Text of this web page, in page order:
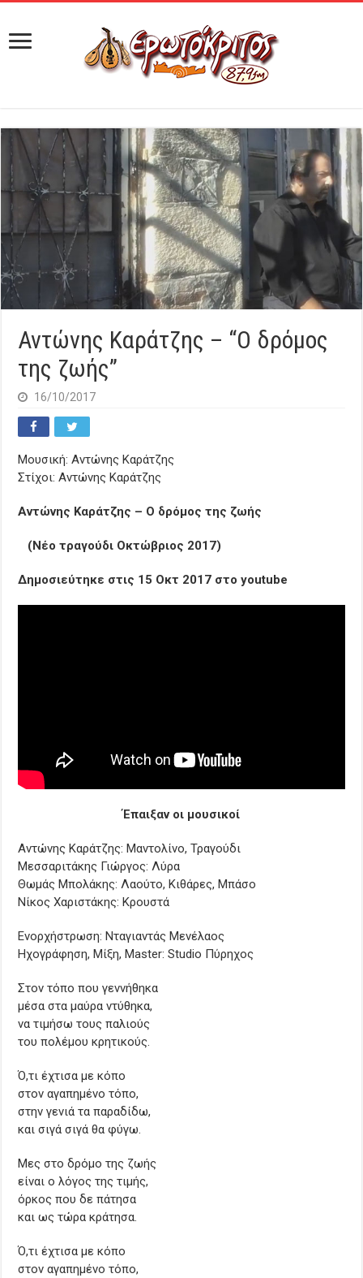
Αντώνης Καράτζης – “O δρόμος
της ζωής”
16/10/2017
Μουσική: Αντώνης Καράτζης
Στίχοι: Αντώνης Καράτζης
Αντώνης Καράτζης – O δρόμος της ζωής
(Νέο τραγούδι Οκτώβριος 2017)
Δημοσιεύτηκε στις 15 Οκτ 2017 στο youtube
Έπαιξαν οι μουσικοί
Αντώνης Καράτζης: Μαντολίνο, Τραγούδι
Μεσσαριτάκης Γιώργος: Λύρα
Θωμάς Μπολάκης: Λαούτο, Κιθάρες, Μπάσο
Νίκος Χαριστάκης: Κρουστά
Ενορχήστρωση: Νταγιαντάς Μενέλαος
Ηχογράφηση, Μίξη, Master: Studio Πύρηχος
Στον τόπο που γεννήθηκα
μέσα στα μαύρα ντύθηκα,
να τιμήσω τους παλιούς
του πολέμου κρητικούς.
Ό,τι έχτισα με κόπο
στον αγαπημένο τόπο,
στην γενιά τα παραδίδω,
και σιγά σιγά θα φύγω.
Μες στο δρόμο της ζωής
είναι ο λόγος της τιμής,
όρκος που δε πάτησα
και ως τώρα κράτησα.
Ό,τι έχτισα με κόπο
στον αγαπημένο τόπο,